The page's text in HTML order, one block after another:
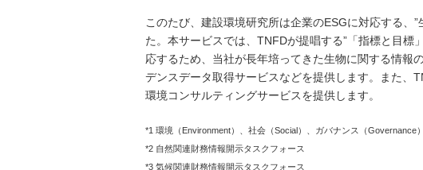
このたび、建設環境研究所は企業のESGに対応する、
た。本サービスでは、TNFDが提唱する”「指標と目
応するため、当社が長年培ってきた生物に関する情報
デンスデータ取得サービスなどを提供します。また、
環境コンサルティングサービスを提供します。
*1 環境（Environment）、社会（Social）、ガバナンス（Governance
*2 ⾃然関連財務情報開⽰タスクフォース
*3 気候関連財務情報開示タスクフォース